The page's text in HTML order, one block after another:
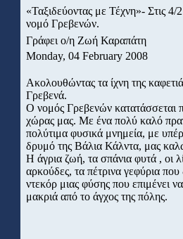
«Ταξιδεύοντας με Τέχνη»- Στις
νομό Γρεβενών.
Γράφει ο/η Ζωή Καραπάτη
Monday, 04 February 2008
Ακολουθώντας τα ίχνη της
Γρεβενά.
Ο νομός Γρεβενών κατατάσσεται
χώρας μας. Με ένα πολύ καλό
πολύτιμα φυσικά μνημεία, με
δρυμό της Βάλια Κάλντα, μας
Η άγρια ζωή, τα σπάνια φυτά , οι
αρκούδες, τα πέτρινα γεφύρια που
ντεκόρ μιας φύσης που επιμένει
μακριά από το άγχος της πόλης.